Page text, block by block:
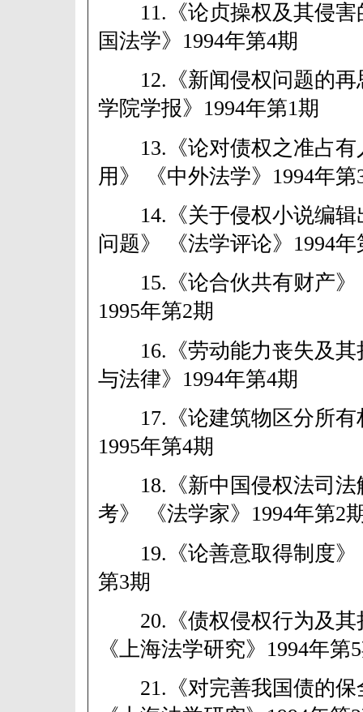
11.《论贞操权及其侵害
国法学》1994年第4期
12.《新闻侵权问题的再
学院学报》1994年第1期
13.《论对债权之准占有
用》 《中外法学》1994年第
14.《关于侵权小说编辑
问题》 《法学评论》1994年
15.《论合伙共有财产》
1995年第2期
16.《劳动能力丧失及其
与法律》1994年第4期
17.《论建筑物区分所有
1995年第4期
18.《新中国侵权法司法
考》 《法学家》1994年第2
19.《论善意取得制度》
第3期
20.《债权侵权行为及其
《上海法学研究》1994年第
21.《对完善我国债的保